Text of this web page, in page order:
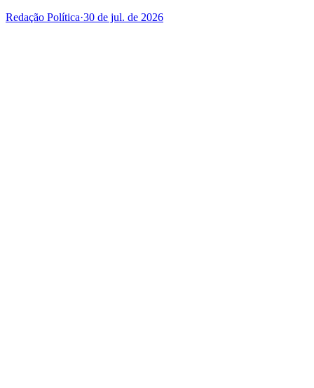
Redação Política·30 de jul. de 2026